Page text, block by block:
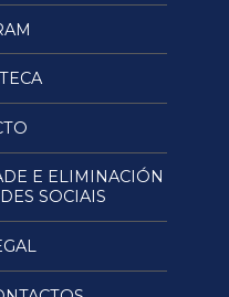
E ELIMINACIÓN
SOCIAIS